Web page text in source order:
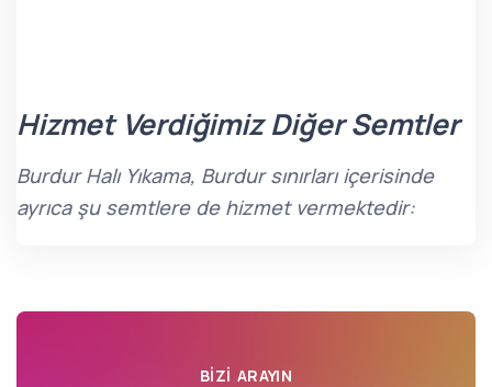
Hizmet Verdiğimiz Diğer Semtler
Burdur Halı Yıkama, Burdur sınırları içerisinde
ayrıca şu semtlere de hizmet vermektedir:
BIZI ARAYIN